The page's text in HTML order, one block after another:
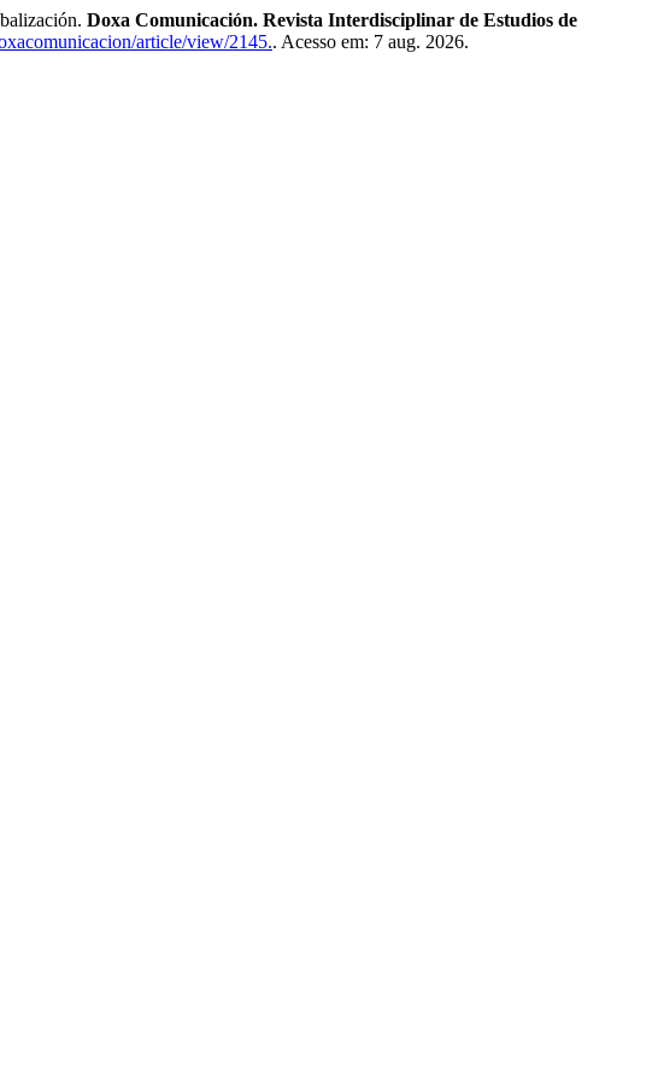
Doxa Comunicación. Revista Interdisciplinar de Estudios de
article/view/2145.. Acesso em: 7 aug. 2026.